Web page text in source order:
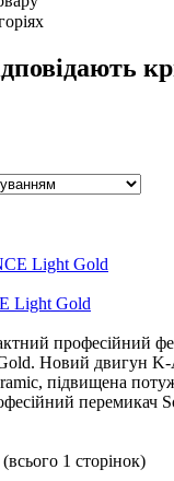
Light Gold
професійний
Новий двигун K-
підвищена
перемикач
1 сторінок)